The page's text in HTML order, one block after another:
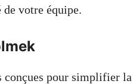
votre équipe.
pour simplifier